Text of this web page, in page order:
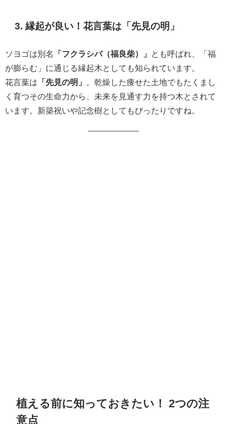
3. 縁起が良い！花言葉は「先見の明」
ソヨゴは別名 「フクラシバ（福良柴）」
とも呼ばれ、「福
が膨らむ」に通じる縁起木としても知られています。
花言葉は 「先見の明」
。乾燥した痩せた土地でもたくまし
く育つその生命力から、未来を見通す力を持つ木とされて
います。新築祝いや記念樹としてもぴったりですね。
植える前に知っておきたい！ 2つの注
意点